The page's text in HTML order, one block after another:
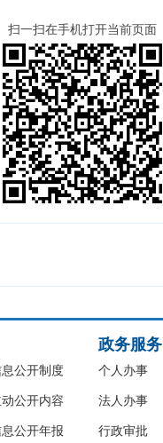
扫一扫在手机打开当前页面
公开制度
公开内容
公开年报
政务服务
个人办事
法人办事
行政审批